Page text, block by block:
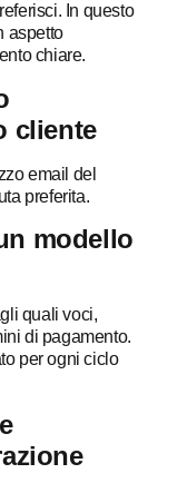
In questo
aspetto
chiare.
cliente
email del
preferita.
modello
quali voci,
di pagamento.
per ogni ciclo